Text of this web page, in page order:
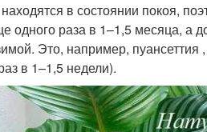
в состоянии покоя,
одного раза в 1–1,5 месяца, а
Это, например, пуансеттия
в 1–1,5 недели).